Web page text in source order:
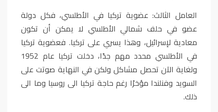
العامل الثالث: عضوية تركيا في الأطلسي، فكل دولة
عضو في حلف شمالي الأطلسي لا يمكن أن تكون
معادية لإسرائيل، وهذا يسري على تركيا. فعضوية تركيا
في الأطلسي محدد مهم جدًا، دخلت تركيا عام 1952
ولغاية الآن تحصل مشاكل ولكن في النهاية صوتت على
السويد وفنلندا مؤخرًا رغم حاجة تركيا الى روسيا وما الى
ذلك.